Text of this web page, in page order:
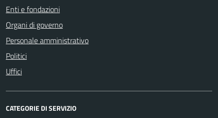
Enti e fondazioni
Organi di governo
Personale amministrativo
Politici
Uffici
CATEGORIE DI SERVIZIO